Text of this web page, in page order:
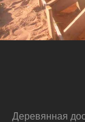
Деревянная